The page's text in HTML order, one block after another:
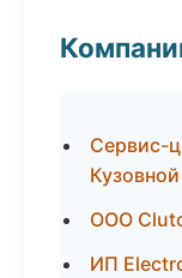
Сервис-
ООО
ИП